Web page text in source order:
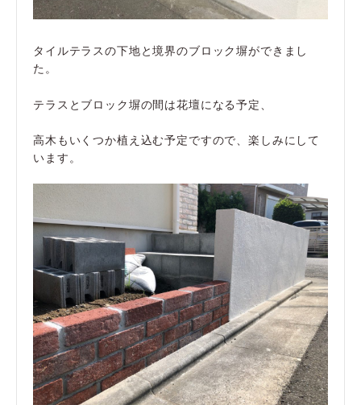
タイルテラスの下地と境界のブロック塀ができまし
た。
テラスとブロック塀の間は花壇になる予定、
高木もいくつか植え込む予定ですので、楽しみにして
います。